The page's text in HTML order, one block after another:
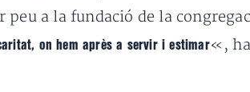
peu a la fundació de la
on hem après a servir i estimar«,